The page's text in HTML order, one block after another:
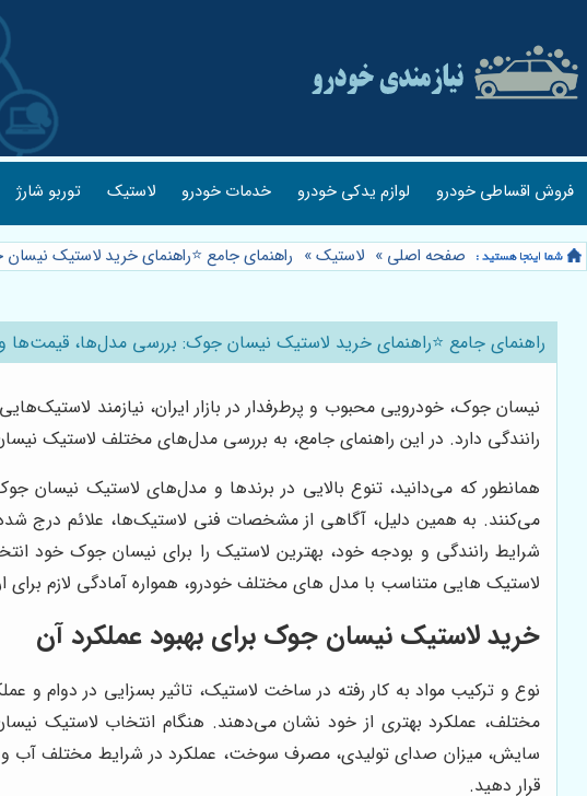
فروش اقساطی خودرو لوازم یدکی خودرو خدمات خودرو لاستیک توربو شارژ
صفحه اصلی » لاستیک» راهنمای جامع ⭐️راهنمای خرید لاستیک
راهنمای جامع ⭐️راهنمای خرید لاستیک نیسان جوک: بررسی مدل‌ها، قیمت‌ها
نیسان جوک، خودرویی محبوب و پرطرفدار در بازار ایران، نیازمند
رانندگی دارد. در این راهنمای جامع، به بررسی مدل‌های مختلف لاستیک
همانطور که می‌دانید، تنوع بالایی در برندها و مدل‌های لاستیک
می‌کنند. به همین دلیل، آگاهی از مشخصات فنی لاستیک‌ها، علائم درج
شرایط رانندگی و بودجه خود، بهترین لاستیک را برای نیسان جوک خود
لاستیک هایی متناسب با مدل های مختلف خودرو، همواره آمادگی لازم برای
خرید لاستیک نیسان جوک برای بهبود عملکرد آن
نوع و ترکیب مواد به کار رفته در ساخت لاستیک، تاثیر بسزایی در دوام و
مختلف، عملکرد بهتری از خود نشان می‌دهند. هنگام انتخاب لاستیک
سایش، میزان صدای تولیدی، مصرف سوخت، عملکرد در شرایط مختلف آب و
قرار دهید.